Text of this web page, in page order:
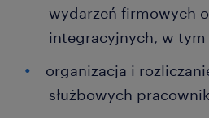
wydarzeń firmowych
integracyjnych, w
organizacja i
służbowych